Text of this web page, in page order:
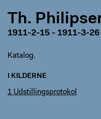
Th.
1911-2-15 - 1911-3-26
Katalog.
I KILDERNE
1 Udstillingsprotokol